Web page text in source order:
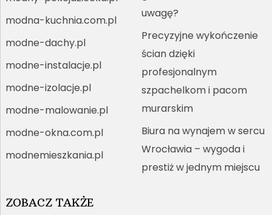
modna-kuchnia.com.pl
modne-dachy.pl
modne-instalacje.pl
modne-izolacje.pl
modne-malowanie.pl
modne-okna.com.pl
modnemieszkania.pl
uwagę?
Precyzyjne wykończenie
ścian dzięki
profesjonalnym
szpachelkom i pacom
murarskim
Biura na wynajem w sercu
Wrocławia – wygoda i
prestiż w jednym miejscu
ZOBACZ TAKŻE